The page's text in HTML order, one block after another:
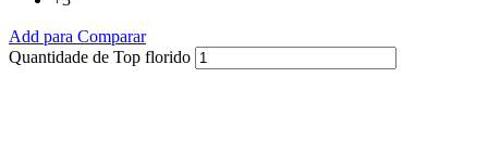
Add para Comparar
Quantidade de Top florido